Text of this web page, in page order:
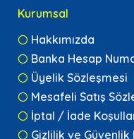
Kurumsal
Hakkımızda
Banka Hesap
Üyelik Sözleşmesi
Mesafeli Satış
İptal / İade
Gizlilik ve Güvenlik